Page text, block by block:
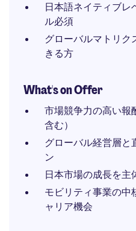
日本語ネイティブレ
ル必須
グローバルマトリク
きる方
What's on Offer
市場競争力の高い報
含む）
グローバル経営層と
ン
日本市場の成長を主
モビリティ事業の中
ャリア機会